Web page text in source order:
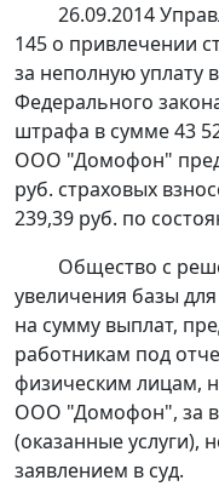
26.09.2014
145 о привлечении
за неполную уплату
Федерального
штрафа в сумме 43
ООО "Домофон"
руб. страховых
239,39 руб. по
Общество с
увеличения базы
на сумму выплат,
работникам под
физическим лицам,
ООО "Домофон", за
(оказанные услуги),
заявлением в суд.